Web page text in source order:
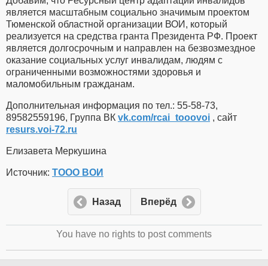
является масштабным социально значимым проектом
Тюменской областной организации ВОИ, который
реализуется на средства гранта Президента РФ. Проект
является долгосрочным и направлен на безвозмездное
оказание социальных услуг инвалидам, людям с
ограниченными возможностями здоровья и
маломобильным гражданам.
Дополнительная информация по тел.: 55-58-73,
89582559196, Группа ВК vk.com/rcai_tooovoi , сайт
resurs.voi-72.ru
Елизавета Меркушина
Источник: ТООО ВОИ
Назад Вперёд
You have no rights to post comments